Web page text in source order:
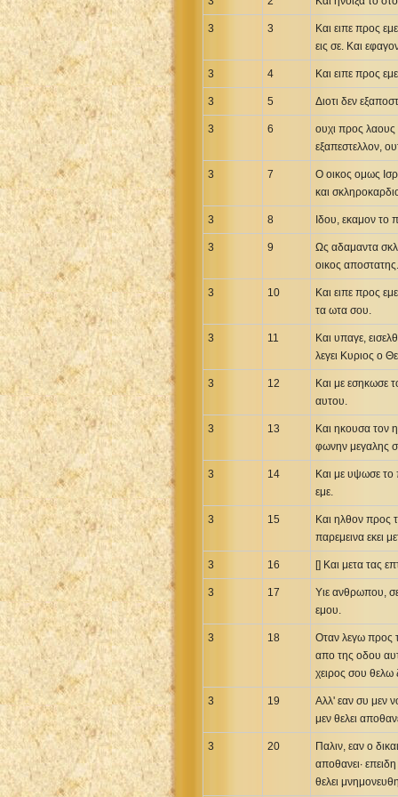
3 3
Και ειπε προς
εις σε. Και
3 4 Και ειπε προς
3 5 Διοτι δεν
3 6
ουχι προς λαους
εξαπεστελλον,
3 7
Ο οικος ομως
και
3 8 Ιδου, εκαμον
3 9
Ως αδαμαντα
οικος αποστατης.
3 10
Και ειπε προς
τα ωτα σου.
3 11
Και υπαγε,
λεγει Κυριος ο
3 12
Και με εσηκωσε
αυτου.
3 13
Και ηκουσα τον
φωνην μεγαλης
3 14
Και με υψωσε το
εμε.
3 15
Και ηλθον προς
παρεμεινα εκει
3 16 [] Και μετα τας
3 17
Υιε ανθρωπου,
εμου.
3 18
Οταν λεγω προς
απο της οδου
χειρος σου θελω
3 19
Αλλ' εαν συ μεν
μεν θελει
3 20
Παλιν, εαν ο
αποθανει·
θελει